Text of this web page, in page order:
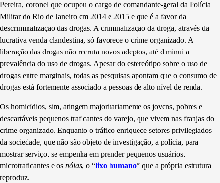
Pereira, coronel que ocupou o cargo de comandante-geral da Polícia
Militar do Rio de Janeiro em 2014 e 2015 e que é a favor da
descriminalização das drogas. A criminalização da droga, através da
lucrativa venda clandestina, só favorece o crime organizado. A
liberação das drogas não recruta novos adeptos, até diminui a
prevalência do uso de drogas. Apesar do estereótipo sobre o uso de
drogas entre marginais, todas as pesquisas apontam que o consumo de
drogas está fortemente associado a pessoas de alto nível de renda.
Os homicídios, sim, atingem majoritariamente os jovens, pobres e
descartáveis pequenos traficantes do varejo, que vivem nas franjas do
crime organizado. Enquanto o tráfico enriquece setores privilegiados
da sociedade, que não são objeto de investigação, a polícia, para
mostrar serviço, se empenha em prender pequenos usuários,
microtraficantes e os nóias, o “lixo humano” que a própria estrutura
reproduz.